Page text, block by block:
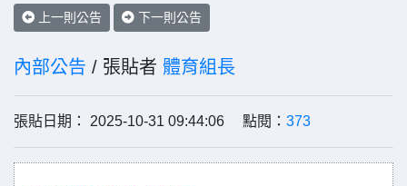
上一則公告 下一則公告
內部公告 / 張貼者 體育組長
張貼日期： 2025-10-31 09:44:06 點閱： 373